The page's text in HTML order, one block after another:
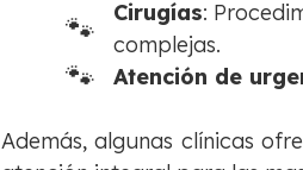
Cirugías:
complejas.
Atención de
Además, algunas clínicas